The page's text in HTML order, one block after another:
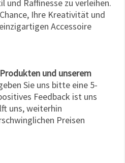
und Raffinesse zu verleihen.
Ihre Kreativität und
Accessoire
und unserem
Sie uns bitte eine 5-
Feedback ist uns
uns, weiterhin
Preisen